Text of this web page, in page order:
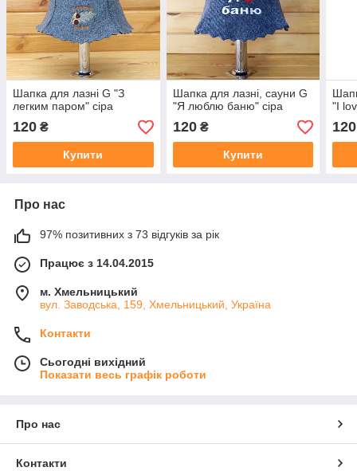
Шапка для лазні G "З
легким паром" сіра
120 ₴
Купити
Шапка для лазні, сауни G
"Я люблю баню" сіра
120₴
Купити
"I
120
Про нас
97% позитивних з 73 відгуків за рік
Працює з 14.04.2015
м. Хмельницький
вул. Заводська, 159, Хмельницький, Україна
Контакти
Сьогодні вихідний
Показати весь графік роботи
Про нас
Контакти